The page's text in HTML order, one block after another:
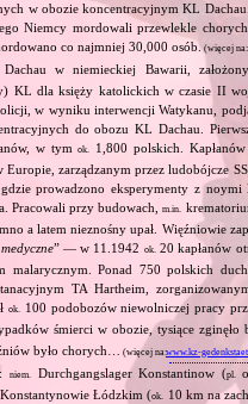
w obozie koncentracyjnym KL
Niemcy mordowali przewlekle
co najmniej 30,000 osób. (więcej
w niemieckiej Bawarii,
KL dla księży katolickich w czasie II
w wyniku interwencji Watykanu,
do obozu KL Dachau.
w tymok.
1,800 polskich.
Europie, zarządzanym przez ludobójcze
prowadzono eksperymenty z
Pracowali przy budowach,m.in.
a latem nieznośny upał. Więźniowie
” — w 11.1942 ok. 20 kapłanów
malarycznym. Ponad 750 polskich
TA Hartheim,
ok. 100 podobozów niewolniczej pracy
śmierci w obozie, tysiące
było chorych…
(więcej na:www.kz-
: niem. Durchgangslager Konstantinow (pl.
Łódzkim (ok. 10 km na